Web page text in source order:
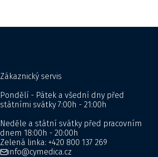
Zákaznický servis
Pondělí - Pátek a všední dny před
státními svátky 7:00h - 21:00h
Neděle a státní svátky před pracovním
dnem 18:00h - 20:00h
Zelená linka: +420 800 137 269
info@cymedica.cz